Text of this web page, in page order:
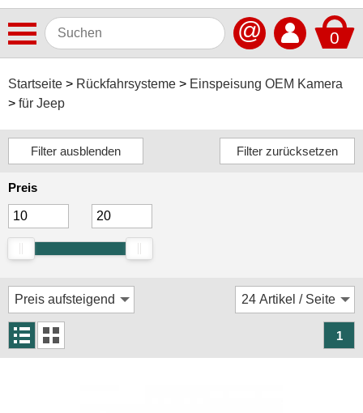
0
@
Startseite Rückfahrsysteme
Einspeisung OEM Kamera
für Jeep
Autoradios
Dashcams
Freisprechanlagen
Lautsprecher
Navigationssoftware
Navigationssysteme
Preis
1